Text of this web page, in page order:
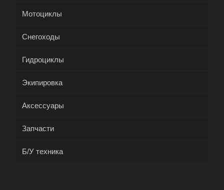
Мотоциклы
Снегоходы
Гидроциклы
Экипировка
Аксессуары
Запчасти
Б/У техника